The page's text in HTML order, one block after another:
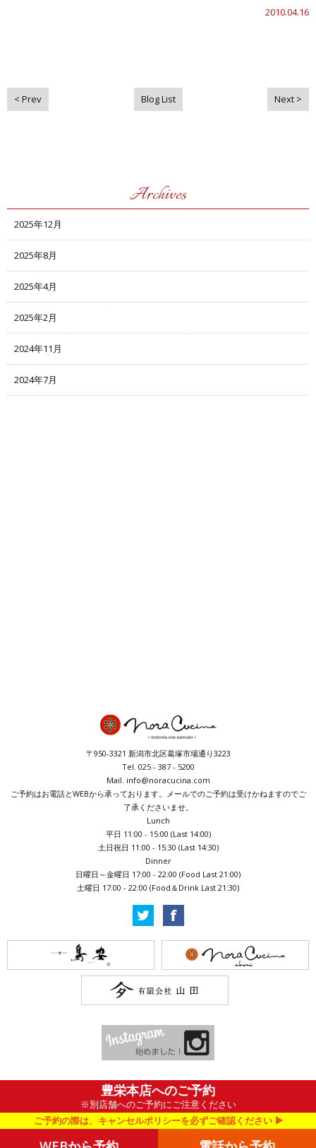
豊栄本店へのご予約
※別店舗へのご予約にご注意ください
ご予約の際は、キャンセルポリシーを必ずご確認ください
2010.04.16
Blog List
< Prev Next >
Archives
2025年12月
2025年8月
2025年4月
2025年2月
2024年11月
2024年7月
〒950-3321 新潟市北区葛塚市場通り3223
Tel. 025 - 387 - 5200
Mail. info@noracucina.com
ご予約はお電話とWEBから承っております。メールでのご予約は受けかねますのでご
了承くださいませ。
Lunch
平日 11:00 - 15:00 (Last 14:00)
土日祝日 11:00 - 15:30 (Last 14:30)
Dinner
日曜日～金曜日 17:00 - 22:00 (Food Last 21:00)
土曜日 17:00 - 22:00 (Food＆Drink Last 21:30)
Copyright ©Nora Cucina. All Rights Reserved.